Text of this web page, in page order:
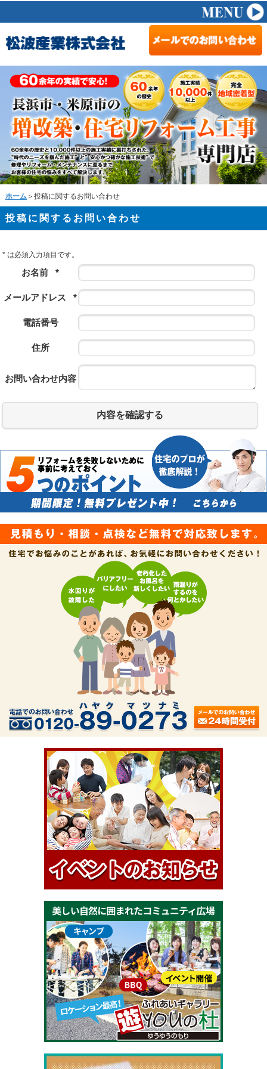
ホーム ＞投稿に関するお問い合わせ
投稿に関するお問い合わせ
* は必須入力項目です。
お名前 *
メールアドレス *
電話番号
住所
お問い合わせ内容
内容を確認する